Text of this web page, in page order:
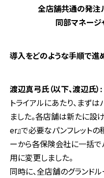
全店舗共通の発注
同部マネー
―――導入をどのような手順で
渡辺真弓氏（以下、渡辺氏）:
トライアルにあたり、まず
ました。各店舗は新たに
er』で必要なパンフレット
ーから各保険会社に一括で
用に変更しました。
同時に、全店舗のグランド